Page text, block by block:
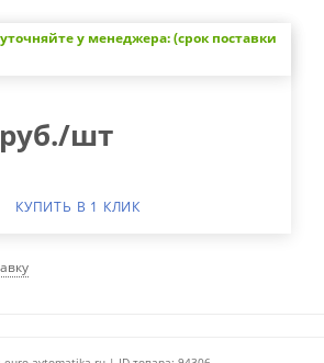
у менеджера: (срок поставки
руб./шт
КУПИТЬ В 1 КЛИК